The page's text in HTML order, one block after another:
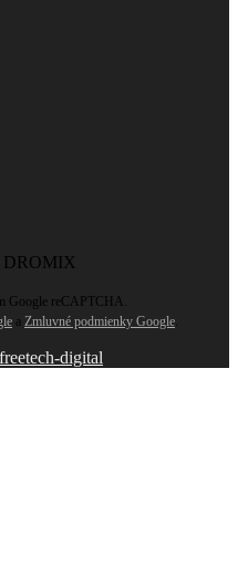
DROMIX
Google reCAPTCHA.
a Zmluvné podmienky Google